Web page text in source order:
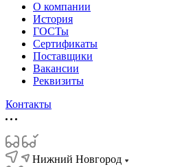
О компании
История
ГОСТы
Сертификаты
Поставщики
Вакансии
Реквизиты
Контакты
Нижний Новгород